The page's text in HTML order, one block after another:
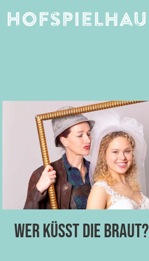
Wer küsst die braut?